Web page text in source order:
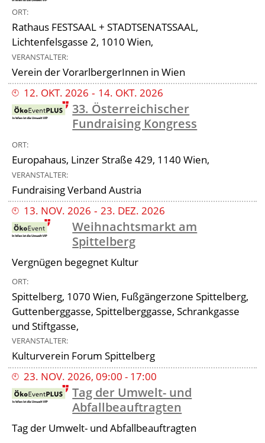
ORT
Rathaus FESTSAAL + STADTSENATSSAAL,
Lichtenfelsgasse 2, 1010 Wien,
VERANSTALTER
Verein der VorarlbergerInnen in Wien
12. OKT.2026 ‐ 14. OKT.2026
33. Österreichischer
Fundraising Kongress
ORT
Europahaus, Linzer Straße 429, 1140 Wien,
VERANSTALTER
Fundraising Verband Austria
13. NOV.2026 ‐ 23. DEZ.2026
Weihnachtsmarkt am
Spittelberg
Vergnügen begegnet Kultur
ORT
Spittelberg, 1070 Wien, Fußgängerzone Spittelberg,
Guttenberggasse, Spittelberggasse, Schrankgasse
und Stiftgasse,
VERANSTALTER
Kulturverein Forum Spittelberg
23. NOV.2026,09:00 - 17:00
Tag der Umwelt- und
Abfallbeauftragten
Tag der Umwelt- und Abfallbeauftragten